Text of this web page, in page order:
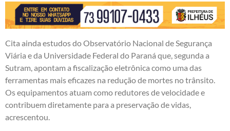
Cita ainda estudos do Observatório Nacional de Segurança
Viária e da Universidade Federal do Paraná que, segunda a
Sutram, apontam a fiscalização eletrônica como uma das
ferramentas mais eficazes na redução de mortes no trânsito.
Os equipamentos atuam como redutores de velocidade e
contribuem diretamente para a preservação de vidas,
acrescentou.